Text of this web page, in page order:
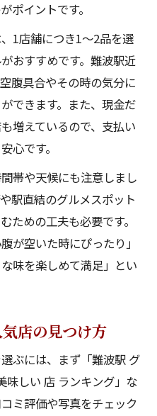
ポイントです。
1店舗につき1～2品を選
おすすめです。難波駅近
腹具合やその時の気分に
できます。また、現金だ
増えているので、支払い
心です。
帯や天候にも注意しまし
駅直結のグルメスポット
ための工夫も必要です。
が空いた時にぴったり」
味を楽しめて満足」とい
店の見つけ方
ぶには、まず「難波駅 グ
味しい 店 ランキング」な
ミ評価や写真をチェック